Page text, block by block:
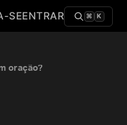
SEENTRAR ⌘ K
oração?